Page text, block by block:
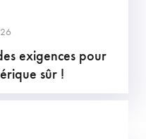
exigences pour
sûr !